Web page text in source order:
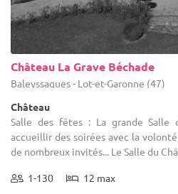
Château La Grave Béchade
Baleyssagues - Lot-et-Garonne (47)
Château
Salle des fêtes : La grande Salle
accueillir des soirées avec la
de nombreux invités... Le Salle du
1-130 12 max